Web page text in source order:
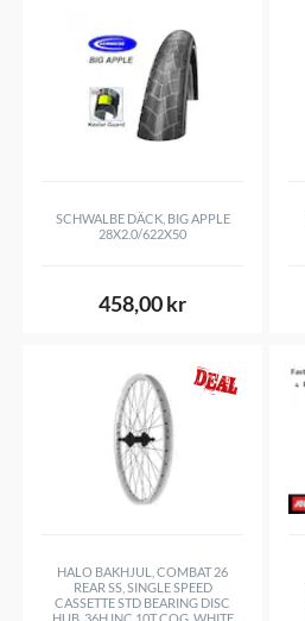
SCHWALBE DÄCK, BIG APPLE
28X2.0/622X50
458,00 kr
HALO BAKHJUL, COMBAT 26
REAR SS, SINGLE SPEED
CASSETTE STD BEARING DISC